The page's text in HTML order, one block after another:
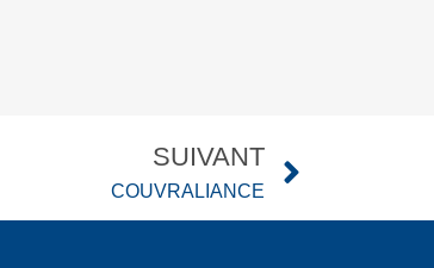
SUIVANT
COUVRALIANCE